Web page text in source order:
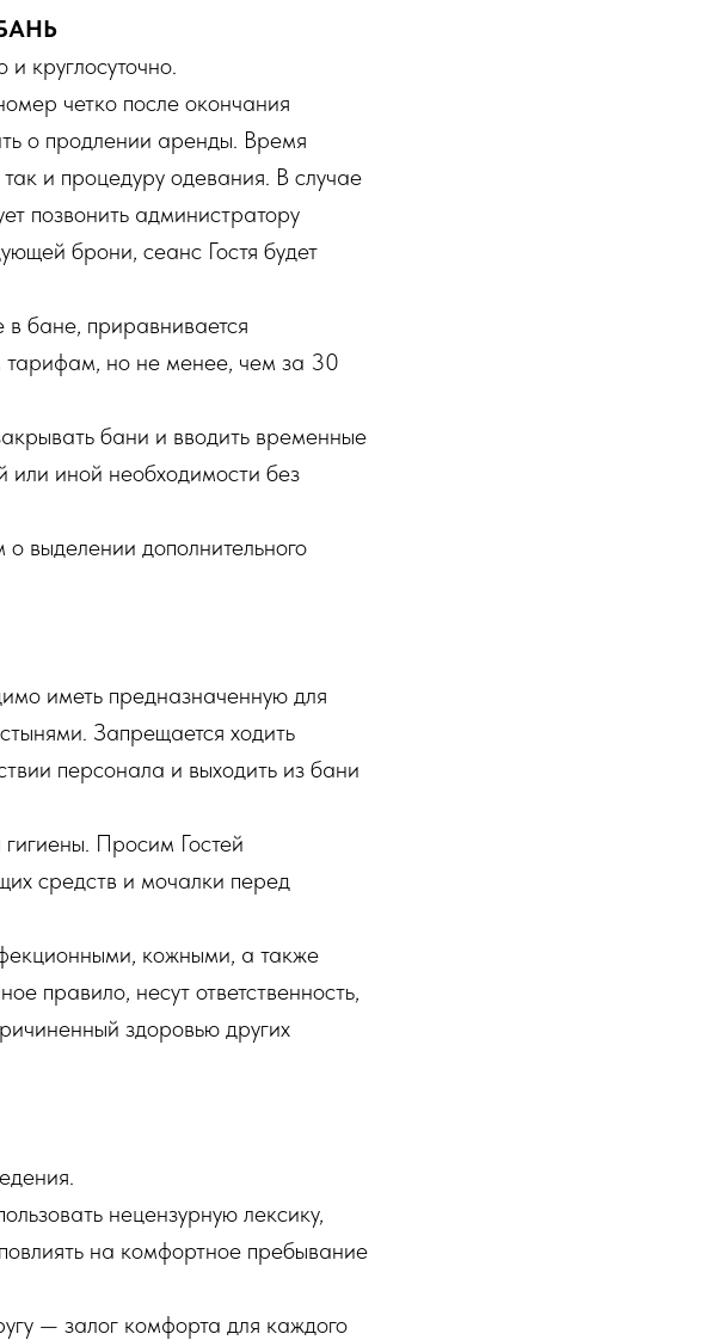
круглосуточно.
четко после окончания
о продлении аренды. Время
и процедуру одевания. В случае
позвонить администратору
брони, сеанс Гостя будет
бане, приравнивается
тарифам, но не менее, чем за 30
бани и вводить временные
или иной необходимости без
выделении дополнительного
иметь предназначенную для
Запрещается ходить
персонала и выходить из бани
Просим Гостей
средств и мочалки перед
кожными, а также
правило, несут ответственность,
здоровью других
нецензурную лексику,
на комфортное пребывание
— залог комфорта для каждого